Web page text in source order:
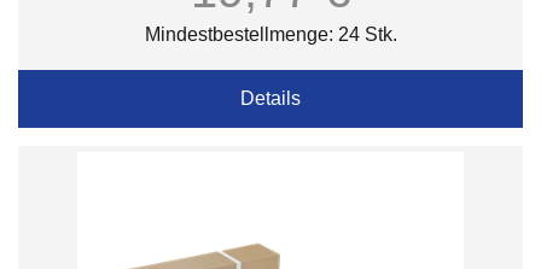
Mindestbestellmenge: 24 Stk.
Details